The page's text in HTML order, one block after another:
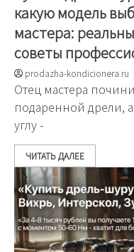
какую модель
мастера:
советы
prodazha-kondicionera.ru
Отец мастера
подаренной дрели,
углу -
ЧИТАТЬ ДАЛЕЕ